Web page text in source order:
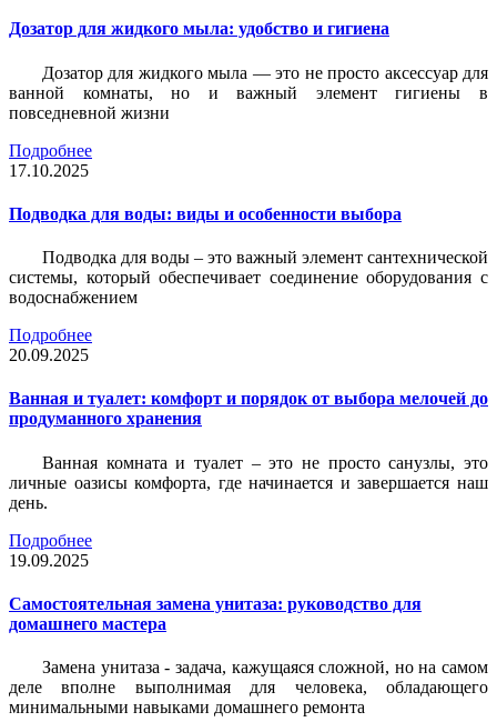
Дозатор для жидкого мыла: удобство и гигиена
Дозатор для жидкого мыла — это не просто аксессуар для
ванной комнаты, но и важный элемент гигиены в
повседневной жизни
Подробнее
17.10.2025
Подводка для воды: виды и особенности выбора
Подводка для воды – это важный элемент сантехнической
системы, который обеспечивает соединение оборудования с
водоснабжением
Подробнее
20.09.2025
Ванная и туалет: комфорт и порядок от выбора мелочей до
продуманного хранения
Ванная комната и туалет – это не просто санузлы, это
личные оазисы комфорта, где начинается и завершается наш
день.
Подробнее
19.09.2025
Самостоятельная замена унитаза: руководство для
домашнего мастера
Замена унитаза - задача, кажущаяся сложной, но на самом
деле вполне выполнимая для человека, обладающего
минимальными навыками домашнего ремонта